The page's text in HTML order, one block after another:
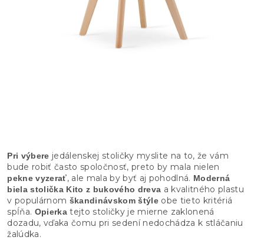
Pri výbere jedálenskej stoličky myslite na to, že vám
bude robiť často spoločnosť, preto by mala nielen
pekne vyzerať, ale mala by byť aj pohodlná. Moderná
biela stolička Kito z bukového dreva a kvalitného plastu
v populárnom škandinávskom štýleobe tieto kritériá
spĺňa. Opierkatejto stoličky je mierne zaklonená
dozadu, vďaka čomu pri sedení nedochádza k stláčaniu
žalúdka.